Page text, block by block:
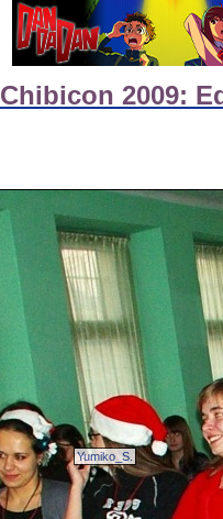
Chibicon 2009:
Yumiko_S.